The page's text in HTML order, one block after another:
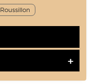
Roussillon